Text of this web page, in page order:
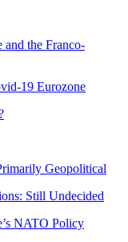
and the Franco-
Eurozone
Geopolitical
Still Undecided
NATO Policy